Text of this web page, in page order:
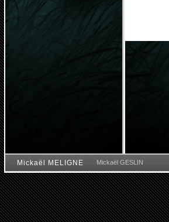
Mickaël MELIGNE Mickaël GESLIN